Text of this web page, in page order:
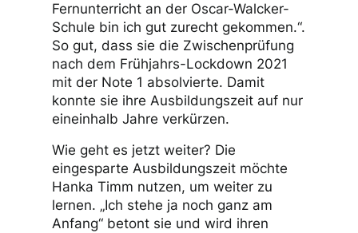
Fernunterricht an der Oscar-Walcker-
Schule bin ich gut zurecht gekommen.“.
So gut, dass sie die Zwischenprüfung
nach dem Frühjahrs-Lockdown 2021
mit der Note 1 absolvierte. Damit
konnte sie ihre Ausbildungszeit auf nur
eineinhalb Jahre verkürzen.
Wie geht es jetzt weiter? Die
eingesparte Ausbildungszeit möchte
Hanka Timm nutzen, um weiter zu
lernen. „Ich stehe ja noch ganz am
Anfang“ betont sie und wird ihren